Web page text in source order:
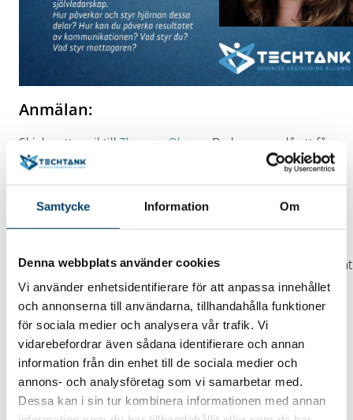
Samtycke Information Om
Denna webbplats använder cookies
Vi använder enhetsidentifierare för att anpassa innehållet
och annonserna till användarna, tillhandahålla funktioner
för sociala medier och analysera vår trafik. Vi
vidarebefordrar även sådana identifierare och annan
information från din enhet till de sociala medier och
annons- och analysföretag som vi samarbetar med.
Dessa kan i sin tur kombinera informationen med annan
Anmälan:
Skicka ett mejl till Therese Olsson
. Du kommer då att få en
kalenderbokning till träffen.
Syftet är att utifrån rollen som HR-chef/kompetensansvarig
attraherar, utvecklar och behåller kompetens/personal samt
vad behöver jag själv i min roll.
Ramar för nätverket:
Nätverket möts 3-4 ggr/år
Nätverksmötena hålls ute på företagen och värdskapet
cirkulerar.
Frågor som tas upp bestäms av nätverkets medlemmar.